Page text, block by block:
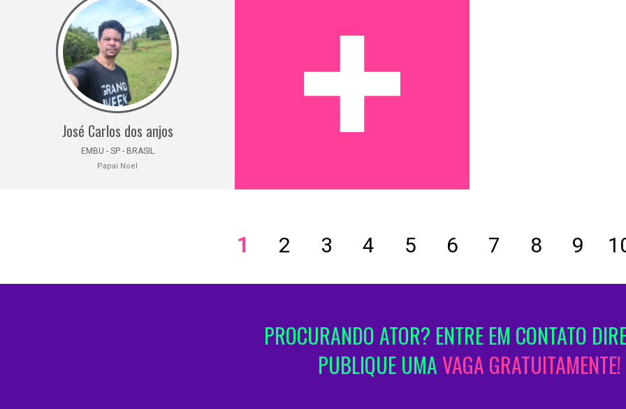
José Carlos dos anjos
EMBU - SP - BRASIL
Papai Noel
1 2 3 4 5 6 7 8 9
PROCURANDO ATOR? ENTRE EM CONTATO
PUBLIQUE UMAVAGA GRATUITAMENTE!